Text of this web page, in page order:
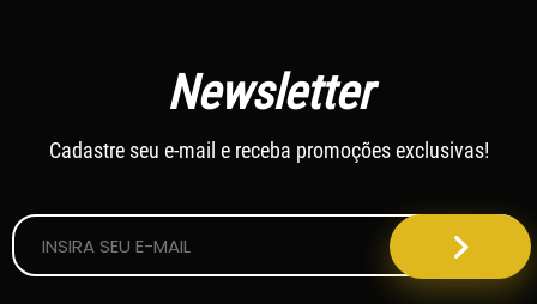
Newsletter
Cadastre seu e-mail e receba promoções exclusivas!